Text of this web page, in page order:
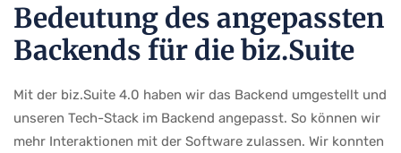
Bedeutung des angepassten
Backends für die biz.Suite
Mit der biz.Suite 4.0 haben wir das Backend umgestellt und
unseren Tech-Stack im Backend angepasst. So können wir
mehr Interaktionen mit der Software zulassen. Wir konnten